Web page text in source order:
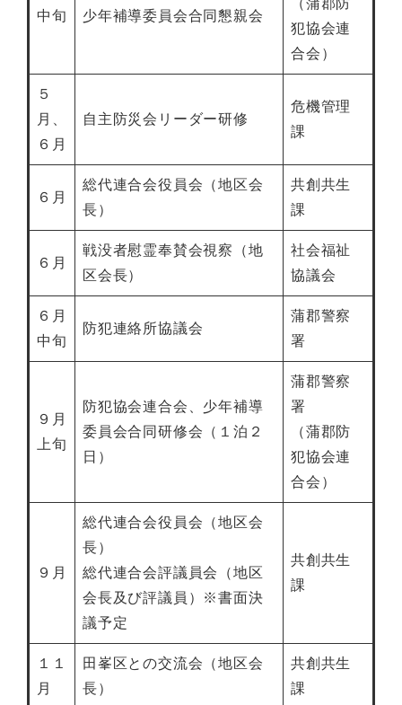
中旬 少年補導委員会合同懇親会
（蒲郡防
犯協会連
合会）
５
月、
６月
自主防災会リーダー研修
危機管理
課
６月
総代連合会役員会（地区会
長）
共創共生
課
６月
戦没者慰霊奉賛会視察（地
区会長）
社会福祉
協議会
６月
中旬
防犯連絡所協議会
蒲郡警察
署
９月
上旬
防犯協会連合会、少年補導
委員会合同研修会（１泊２
日）
蒲郡警察
署
（蒲郡防
犯協会連
合会）
９月
総代連合会役員会（地区会
長）
総代連合会評議員会（地区
会長及び評議員）※書面決
議予定
共創共生
課
１１
月
田峯区との交流会（地区会
長）
共創共生
課